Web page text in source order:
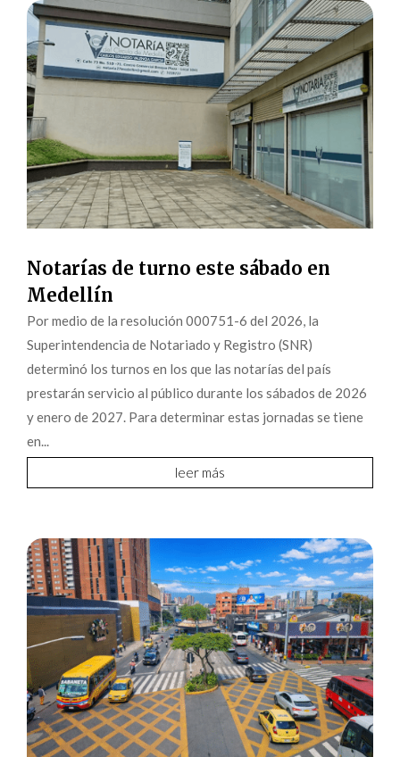
Notarías de turno este sábado en
Medellín
Por medio de la resolución 000751-6 del 2026, la
Superintendencia de Notariado y Registro (SNR)
determinó los turnos en los que las notarías del país
prestarán servicio al público durante los sábados de 2026
y enero de 2027. Para determinar estas jornadas se tiene
en...
leer más